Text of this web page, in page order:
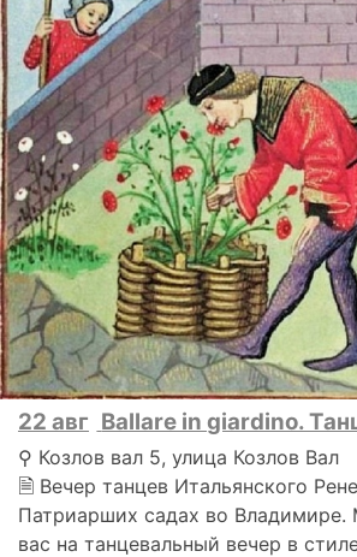
22 авг Ballare in giardino.
⚲ Козлов вал 5, улица Козлов Вал
🗎 Вечер танцев Итальянского
Патриарших садах во
вас на танцевальный вечер в